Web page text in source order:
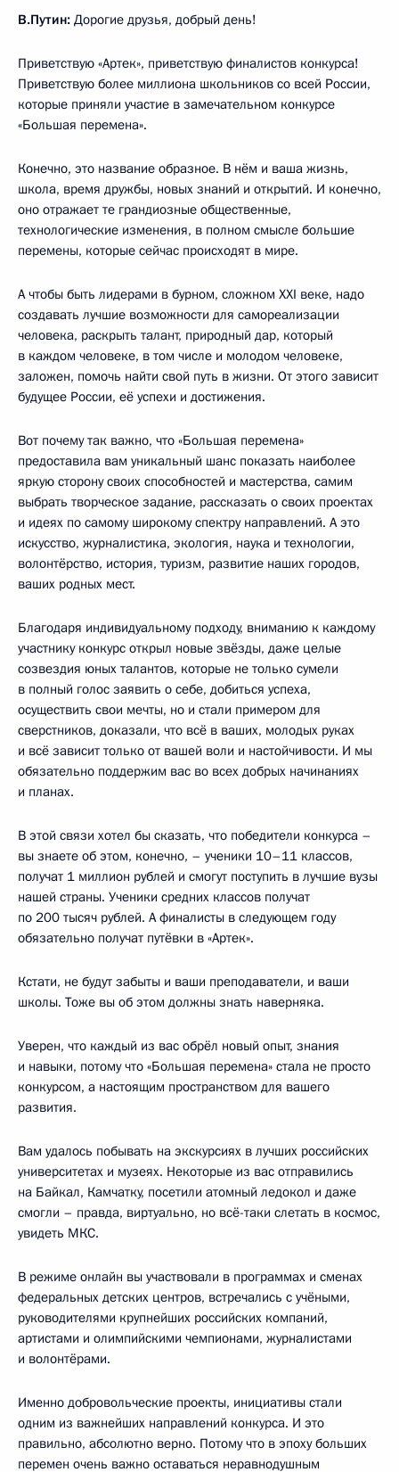
В.Путин: Дорогие друзья, добрый день!
Приветствую «Артек», приветствую финалистов конкурса!
Приветствую более миллиона школьников со всей России,
которые приняли участие в замечательном конкурсе
«Большая перемена».
Конечно, это название образное. В нём и ваша жизнь,
школа, время дружбы, новых знаний и открытий. И конечно,
оно отражает те грандиозные общественные,
технологические изменения, в полном смысле большие
перемены, которые сейчас происходят в мире.
А чтобы быть лидерами в бурном, сложном XXI веке, надо
создавать лучшие возможности для самореализации
человека, раскрыть талант, природный дар, который
в каждом человеке, в том числе и молодом человеке,
заложен, помочь найти свой путь в жизни. От этого зависит
будущее России, её успехи и достижения.
Вот почему так важно, что «Большая перемена»
предоставила вам уникальный шанс показать наиболее
яркую сторону своих способностей и мастерства, самим
выбрать творческое задание, рассказать о своих проектах
и идеях по самому широкому спектру направлений. А это
искусство, журналистика, экология, наука и технологии,
волонтёрство, история, туризм, развитие наших городов,
ваших родных мест.
Благодаря индивидуальному подходу, вниманию к каждому
участнику конкурс открыл новые звёзды, даже целые
созвездия юных талантов, которые не только сумели
в полный голос заявить о себе, добиться успеха,
осуществить свои мечты, но и стали примером для
сверстников, доказали, что всё в ваших, молодых руках
и всё зависит только от вашей воли и настойчивости. И мы
обязательно поддержим вас во всех добрых начинаниях
и планах.
В этой связи хотел бы сказать, что победители конкурса –
вы знаете об этом, конечно, – ученики 10–11 классов,
получат 1 миллион рублей и смогут поступить в лучшие вузы
нашей страны. Ученики средних классов получат
по 200 тысяч рублей. А финалисты в следующем году
обязательно получат путёвки в «Артек».
Кстати, не будут забыты и ваши преподаватели, и ваши
школы. Тоже вы об этом должны знать наверняка.
Уверен, что каждый из вас обрёл новый опыт, знания
и навыки, потому что «Большая перемена» стала не просто
конкурсом, а настоящим пространством для вашего
развития.
Вам удалось побывать на экскурсиях в лучших российских
университетах и музеях. Некоторые из вас отправились
на Байкал, Камчатку, посетили атомный ледокол и даже
смогли – правда, виртуально, но всё-таки слетать в космос,
увидеть МКС.
В режиме онлайн вы участвовали в программах и сменах
федеральных детских центров, встречались с учёными,
руководителями крупнейших российских компаний,
артистами и олимпийскими чемпионами, журналистами
и волонтёрами.
Именно добровольческие проекты, инициативы стали
одним из важнейших направлений конкурса. И это
правильно, абсолютно верно. Потому что в эпоху больших
перемен очень важно оставаться неравнодушным